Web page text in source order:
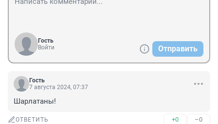
Гость
Войти
Отправить
Гость
7 августа 2024, 07:37
Шарлатаны!
ОТВЕТИТЬ +0 –0